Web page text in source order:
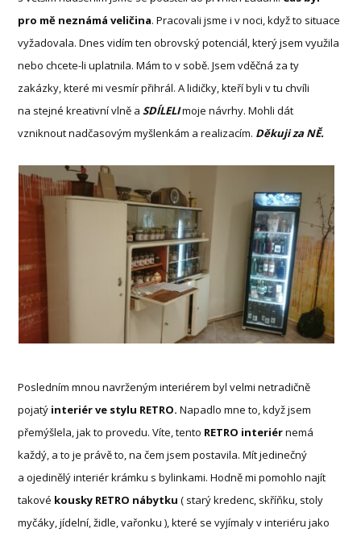
pro mě neznámá veličina. Pracovali jsme i v noci, když to situace
vyžadovala. Dnes vidím ten obrovský potenciál, který jsem využila
nebo chcete-li uplatnila. Mám to v sobě. Jsem vděčná za ty
zakázky, které mi vesmír přihrál. A lidičky, kteří byli v tu chvíli
na stejné kreativní vlně aSDÍLELImoje návrhy. Mohli dát
vzniknout nadčasovým myšlenkám a realizacím. Děkuji za NĚ.
Posledním mnou navrženým interiérem byl velmi netradičně
pojatý interiér ve stylu RETRO.Napadlo mne to, když jsem
přemýšlela, jak to provedu. Víte, tento RETRO interiérnemá
každý, a to je právě to, na čem jsem postavila. Mít jedinečný
a ojedinělý interiér krámku s bylinkami. Hodně mi pomohlo najít
takové kousky RETRO nábytku( starý kredenc, skříňku, stoly
myčáky, jídelní, židle, vařonku ), které se vyjímaly v interiéru jako